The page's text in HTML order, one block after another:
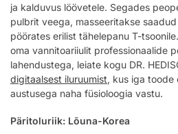
ja kalduvus löövetele. Segades
pulbrit veega, masseeritakse
pöörates erilist tähelepanu T-
oma vannitoariiulit professionaalide
lahendustega, leiate kogu DR.
digitaalsest iluruumist, kus iga toode
austusega naha füsioloogia vastu.
Päritoluriik: Lõuna-Korea